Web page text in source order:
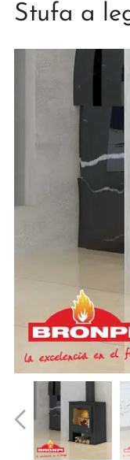
Stufa a